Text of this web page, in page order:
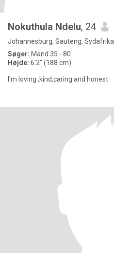
Nokuthula Ndelu, 24
Johannesburg, Gauteng, Sydafrika
Søger: Mand 35 - 80
Højde: 6'2" (188 cm)
I'm loving ,kind,caring and honest